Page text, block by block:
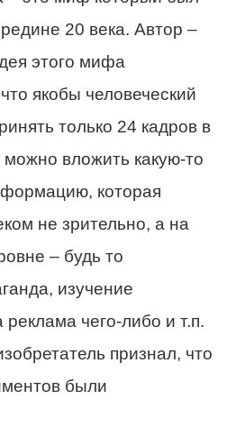
20 века. Автор –
этого мифа
якобы человеческий
только 24 кадров в
можно вложить какую-то
которая
не зрительно, а на
– будь то
изучение
реклама чего-либо и т.п.
признал, что
были